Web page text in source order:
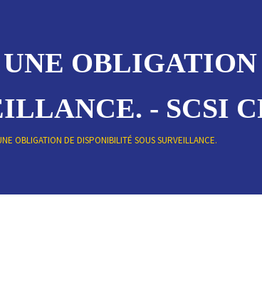
OBLIGATION
- SCSI
OBLIGATION DE DISPONIBILITÉ SOUS SURVEILLANCE.